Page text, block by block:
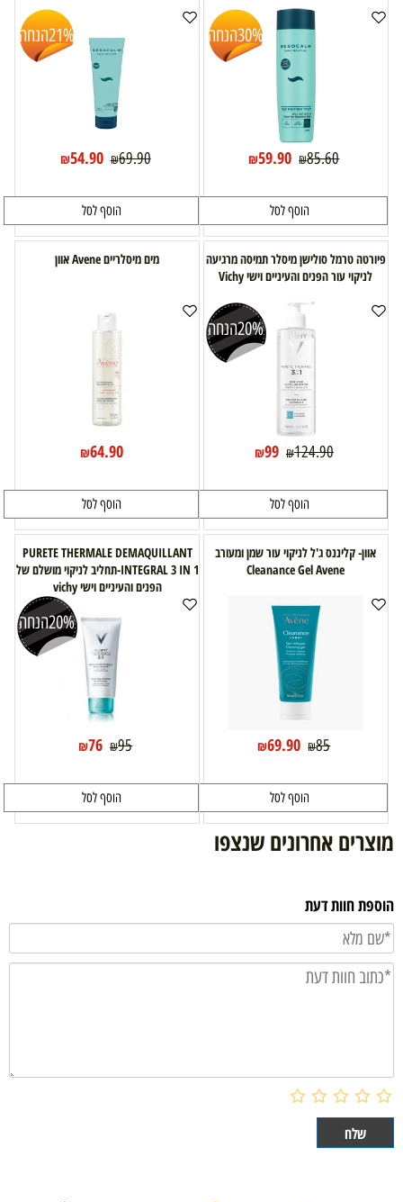
30%הנחה
₪85.60
₪59.90
הוסף לסל
21%הנחה
₪69.90
₪54.90
הוסף לסל
פיורטה טרמל סולישן מיסלר תמיסה מרגיעה
לניקוי עור הפנים והעיניים וישי Vichy
20%הנחה
₪124.90
₪99
הוסף לסל
מים מיסלריים Avene אוון
₪64.90
הוסף לסל
אוון- קליננס ג'ל לניקוי עור שמן ומעורב
Cleanance Gel Avene
₪85
₪69.90
הוסף לסל
PURETE THERMALE DEMAQUILLANT
INTEGRAL 3 IN 1-תחליב לניקוי מושלם של
הפנים והעיניים וישי vichy
20%הנחה
₪95
₪76
הוסף לסל
מוצרים אחרונים שנצפו
הוספת חוות דעת